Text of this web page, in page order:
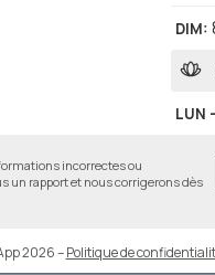
DIM:
LUN
incorrectes ou
un rapport et nous corrigerons dès
2026– Politique de